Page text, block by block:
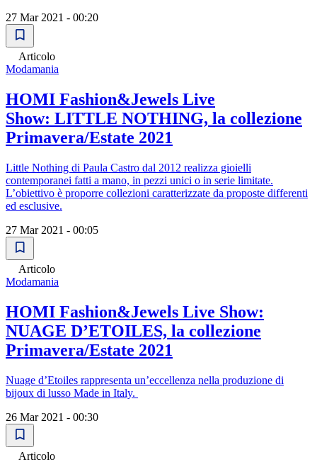
27 Mar 2021 - 00:20
Articolo
Modamania
HOMI Fashion&Jewels Live
Show: LITTLE NOTHING, la collezione
Primavera/Estate 2021
Little Nothing di Paula Castro dal 2012 realizza gioielli
contemporanei fatti a mano, in pezzi unici o in serie limitate.
L’obiettivo è proporre collezioni caratterizzate da proposte differenti
ed esclusive.
27 Mar 2021 - 00:05
Articolo
Modamania
HOMI Fashion&Jewels Live Show:
NUAGE D’ETOILES, la collezione
Primavera/Estate 2021
Nuage d’Etoiles rappresenta un’eccellenza nella produzione di
bijoux di lusso Made in Italy.
26 Mar 2021 - 00:30
Articolo